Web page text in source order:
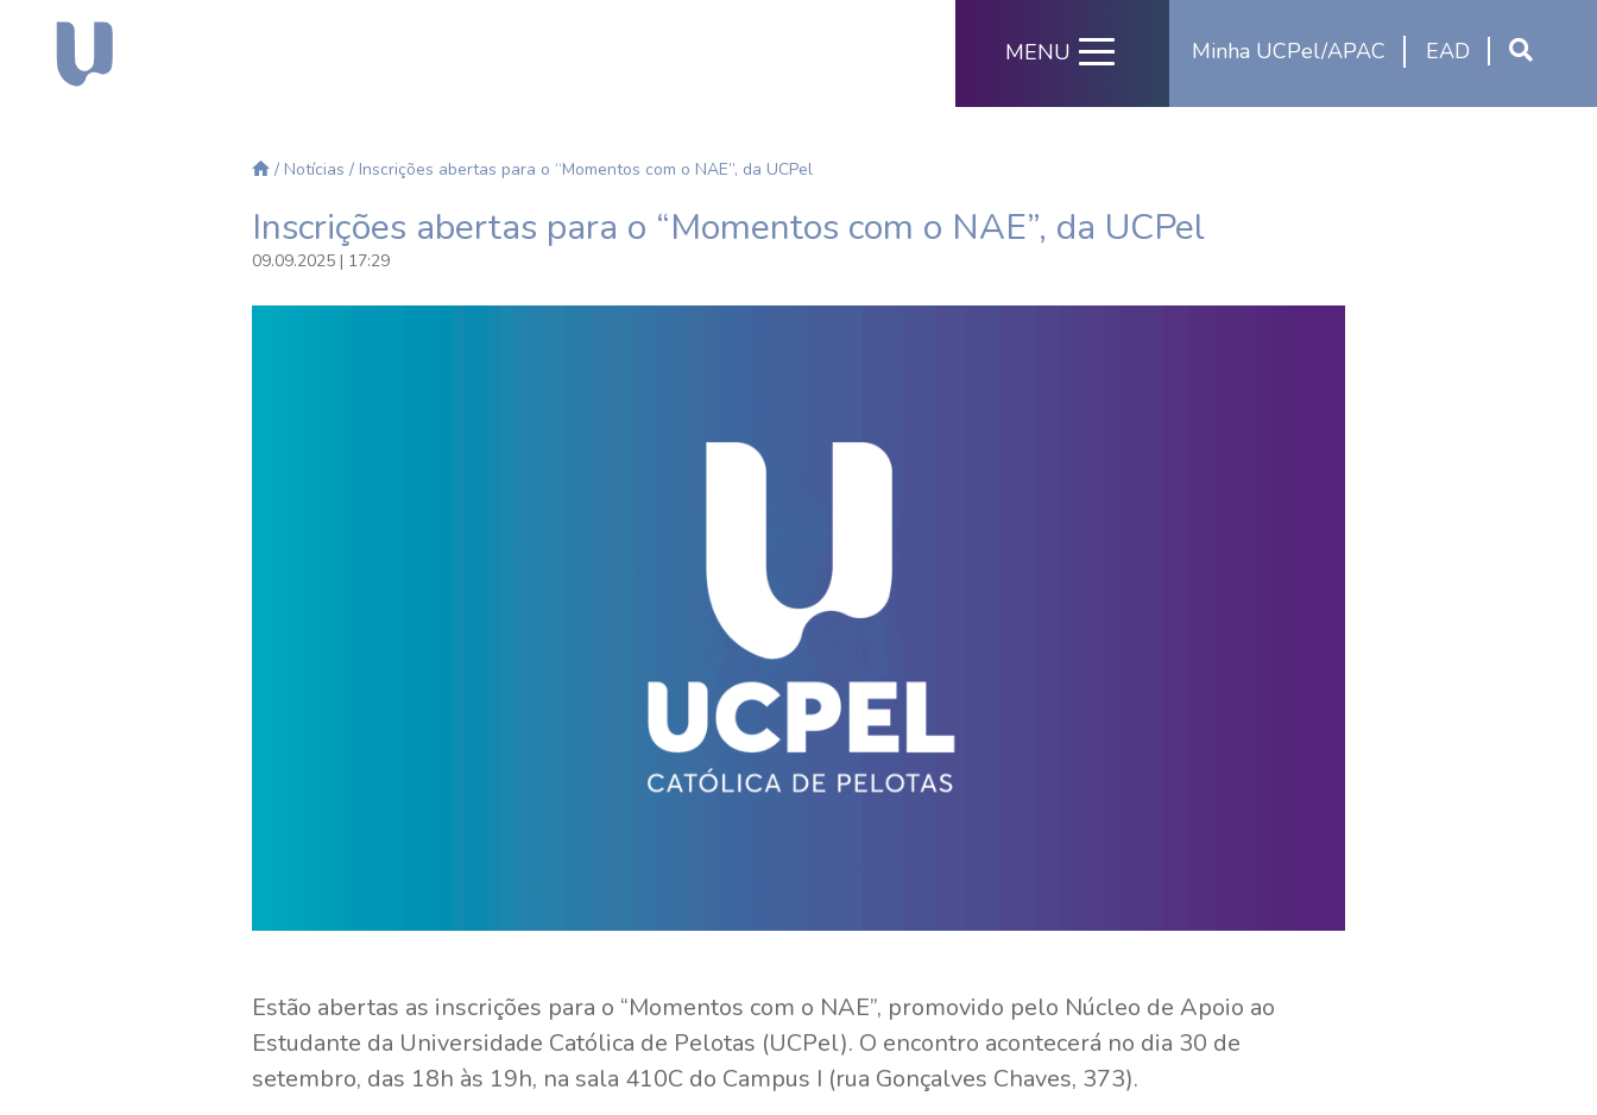
Minha UCPel/APAC EAD
MENU
/ Notícias / Inscrições abertas para o “Momentos com o NAE”, da UCPel
Inscrições abertas para o “Momentos com o NAE”, da UCPel
09.09.2025 | 17:29
Estão abertas as inscrições para o “Momentos com o NAE”, promovido pelo Núcleo de Apoio ao
Estudante da Universidade Católica de Pelotas (UCPel). O encontro acontecerá no dia 30 de
setembro, das 18h às 19h, na sala 410C do Campus I (rua Gonçalves Chaves, 373).